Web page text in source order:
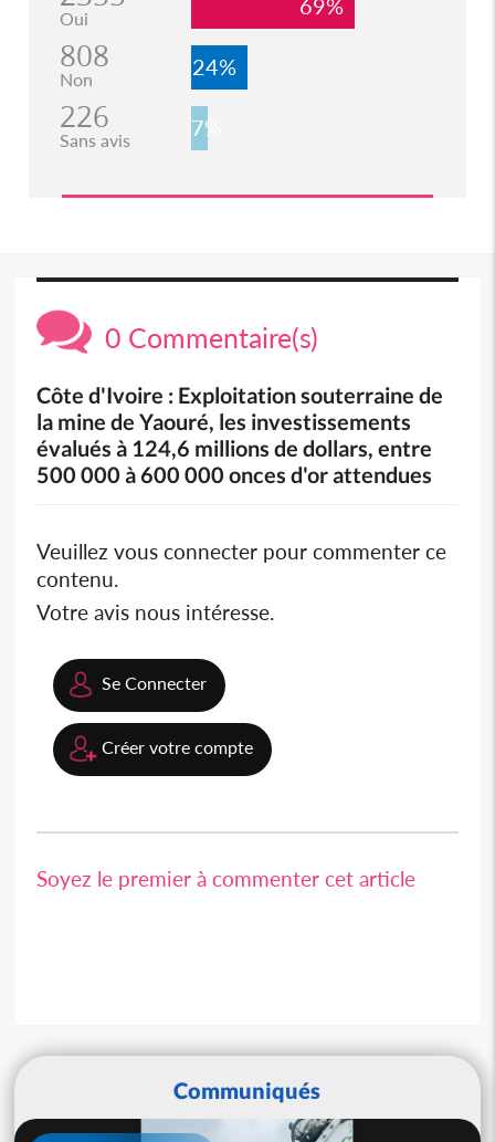
Oui 69%
808
Non 24%
226
Sans avis 7%
0 Commentaire(s)
Côte d'Ivoire : Exploitation souterraine de
la mine de Yaouré, les investissements
évalués à 124,6 millions de dollars, entre
500 000 à 600 000 onces d'or attendues
Veuillez vous connecter pour commenter ce
contenu.
Votre avis nous intéresse.
Se Connecter
Créer votre compte
Soyez le premier à commenter cet article
Communiqués